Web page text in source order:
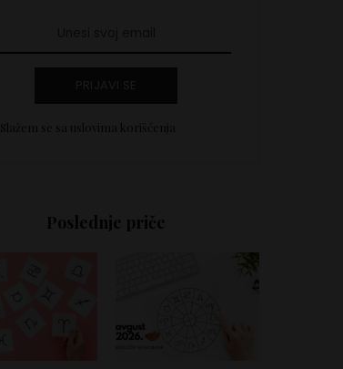
Slažem se sa uslovima korišćenja
Poslednje priče